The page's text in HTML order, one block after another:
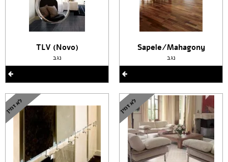
Sapele/Mahagony
נגב
(TLV (Novo
נגב